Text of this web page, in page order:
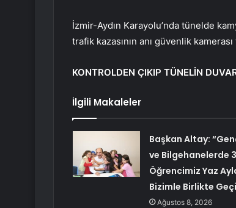
İzmir-Aydın Karayolu’nda tünelde
trafik kazasının anı güvenlik
KONTROLDEN ÇIKIP TÜNELİN
İlgili Makaleler
Başkan Altay:
ve Bilgehanelerde
Öğrencimiz Yaz
Bizimle Birlikte
Ağustos 8, 2026